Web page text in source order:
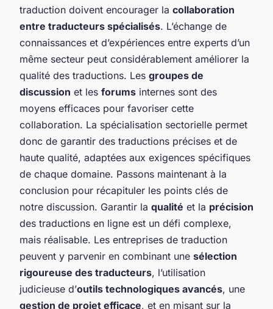
traduction doivent encourager la collaboration
entre traducteurs spécialisés. L’échange de
connaissances et d’expériences entre experts d’un
même secteur peut considérablement améliorer la
qualité des traductions. Les groupes de
discussion et les forums internes sont des
moyens efficaces pour favoriser cette
collaboration. La spécialisation sectorielle permet
donc de garantir des traductions précises et de
haute qualité, adaptées aux exigences spécifiques
de chaque domaine. Passons maintenant à la
conclusion pour récapituler les points clés de
notre discussion. Garantir la qualité et la précision
des traductions en ligne est un défi complexe,
mais réalisable. Les entreprises de traduction
peuvent y parvenir en combinant une sélection
rigoureuse des traducteurs, l’utilisation
judicieuse d’outils technologiques avancés, une
gestion de projet efficace, et en misant sur la